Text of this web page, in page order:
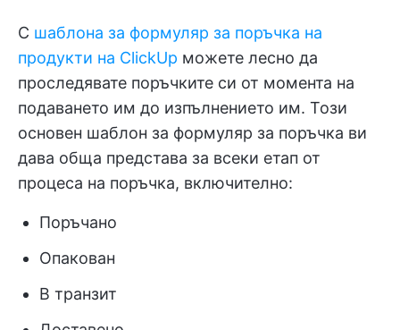
С шаблона за формуляр за поръчка на
продукти на ClickUp можете лесно да
проследявате поръчките си от момента на
подаването им до изпълнението им. Този
основен шаблон за формуляр за поръчка ви
дава обща представа за всеки етап от
процеса на поръчка, включително:
Поръчано
Опакован
В транзит